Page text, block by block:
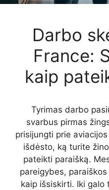
Darbo
France:
kaip
Tyrimas darbo
svarbus pirmas
prisijungti prie
išdėsto, ką turite
pateikti paraišką.
pareigybes,
kaip išsiskirti. Iki galo